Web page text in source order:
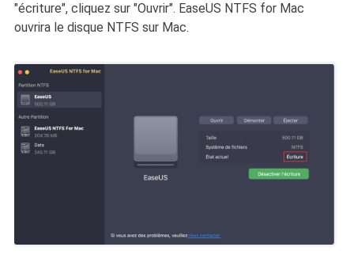
"écriture", cliquez sur "Ouvrir". EaseUS NTFS for Mac
ouvrira le disque NTFS sur Mac.